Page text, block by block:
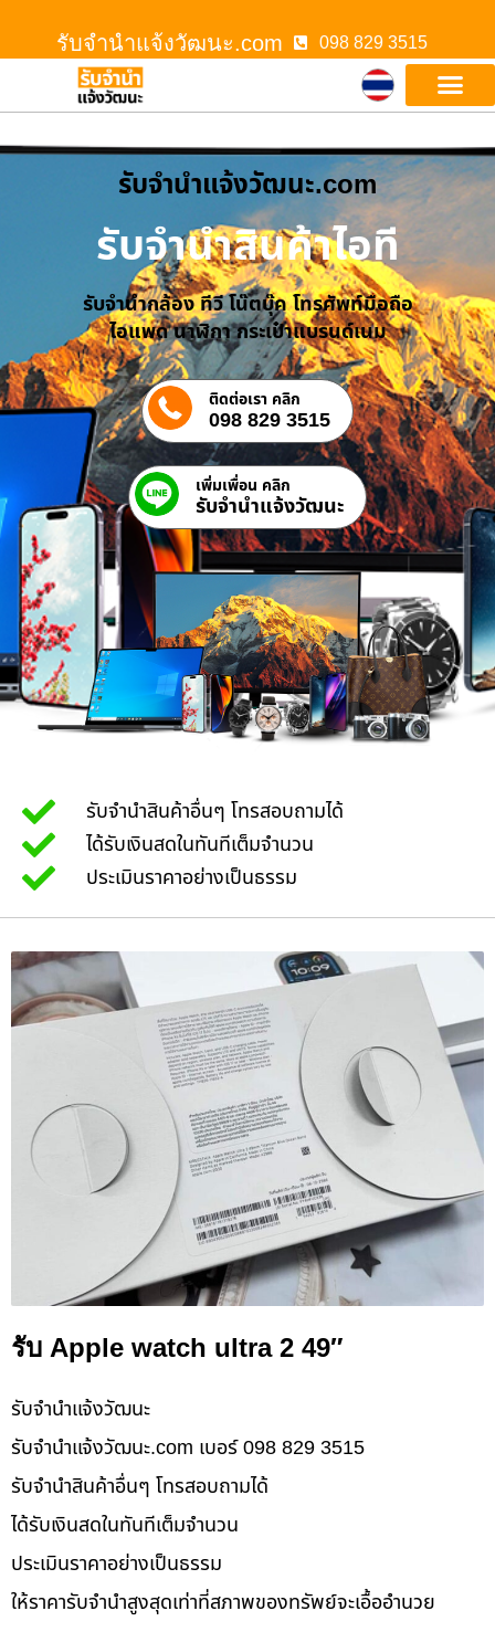
รับจํานําแจ้งวัฒนะ.com 098 829 3515
รับจํานําแจ้งวัฒนะ.com
รับจำนำสินค้าไอที
รับจำนำกล้อง ทีวี โน๊ตบุ๊ค โทรศัพท์มือถือ
ไอแพด นาฬิกา กระเป๋าแบรนด์เนม
ติดต่อเรา คลิก
098 829 3515
เพิ่มเพื่อน คลิก
รับจํานําแจ้งวัฒนะ
รับจำนำสินค้าอื่นๆ โทรสอบถามได้
ได้รับเงินสดในทันทีเต็มจำนวน
ประเมินราคาอย่างเป็นธรรม
รับ Apple watch ultra 2 49″
รับจํานําแจ้งวัฒนะ
รับจํานําแจ้งวัฒนะ.com เบอร์ 098 829 3515
รับจำนำสินค้าอื่นๆ โทรสอบถามได้
ได้รับเงินสดในทันทีเต็มจำนวน
ประเมินราคาอย่างเป็นธรรม
ให้ราคารับจำนำสูงสุดเท่าที่สภาพของทรัพย์จะเอื้ออำนวย